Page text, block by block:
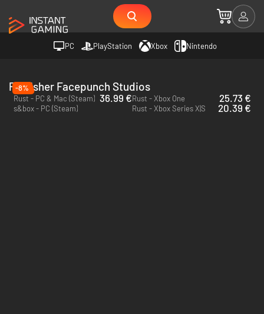
PC PlayStation Xbox Nintendo
Publisher Facepunch Studios
-8%
Rust - PC & Mac (Steam) 36.99 €Rust - Xbox One 25.73 €
s&box - PC (Steam) Rust - Xbox Series X|S 20.39 €